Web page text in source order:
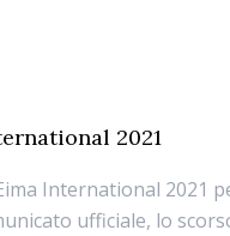
2021
International 2021
ufficiale, lo